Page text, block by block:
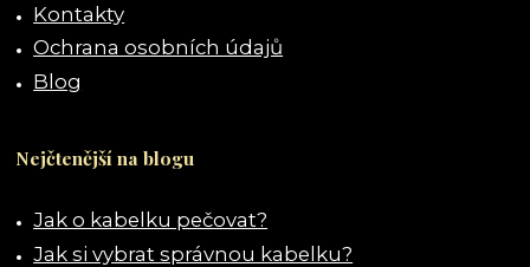
Kontakty
Ochrana osobních údajů
Blog
Nejčtenější na blogu
Jak o kabelku pečovat?
Jak si vybrat správnou kabelku?